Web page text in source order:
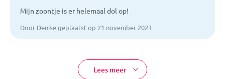
Mijn zoontje is er helemaal dol op!
Door Denise geplaatst op 21 november 2023
Lees meer